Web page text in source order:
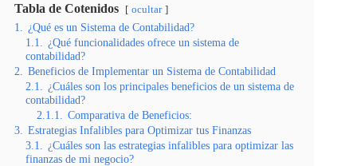
Tabla de Cotenidos ocultar
1.
¿Qué es un Sistema de Contabilidad?
1.1.
¿Qué funcionalidades ofrece un sistema de
contabilidad?
2.
Beneficios de Implementar un Sistema de Contabilidad
2.1.
¿Cuáles son los principales beneficios de un sistema de
contabilidad?
2.1.1.
Comparativa de Beneficios:
3.
Estrategias Infalibles para Optimizar tus Finanzas
3.1.
¿Cuáles son las estrategias infalibles para optimizar las
finanzas de mi negocio?